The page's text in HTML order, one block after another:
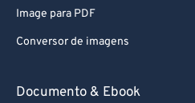
Image para PDF
Conversor de imagens
Documento & Ebook